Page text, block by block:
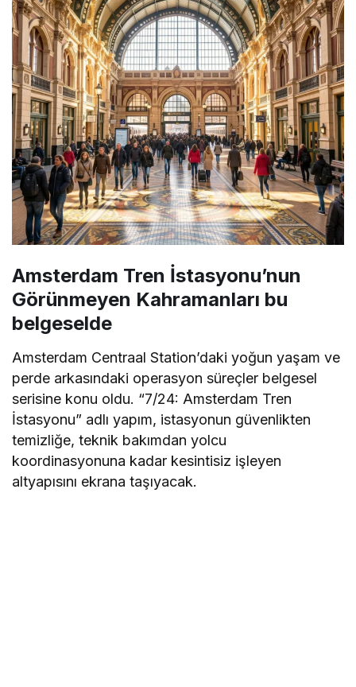
Amsterdam Tren İstasyonu’nun
Görünmeyen Kahramanları bu
belgeselde
Amsterdam Centraal Station’daki yoğun yaşam ve
perde arkasındaki operasyon süreçler belgesel
serisine konu oldu. “7/24: Amsterdam Tren
İstasyonu” adlı yapım, istasyonun güvenlikten
temizliğe, teknik bakımdan yolcu
koordinasyonuna kadar kesintisiz işleyen
altyapısını ekrana taşıyacak.